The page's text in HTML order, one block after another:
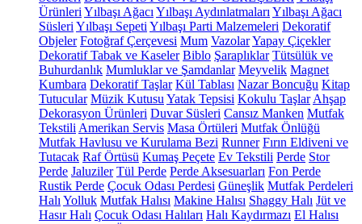
Ürünleri Yılbaşı Ağacı Yılbaşı Aydınlatmaları Yılbaşı Ağacı
Süsleri Yılbaşı Sepeti Yılbaşı Parti Malzemeleri Dekoratif
Objeler Fotoğraf Çerçevesi Mum VazolarYapay Çiçekler
Dekoratif Tabak ve Kaseler Biblo Şaraplıklar Tütsülük ve
Buhurdanlık Mumluklar ve Şamdanlar Meyvelik Magnet
Kumbara Dekoratif Taşlar Kül Tablası Nazar Boncuğu Kitap
Tutucular Müzik Kutusu Yatak Tepsisi Kokulu Taşlar Ahşap
Dekorasyon Ürünleri Duvar Süsleri Cansız Manken Mutfak
Tekstili Amerikan Servis Masa Örtüleri Mutfak Önlüğü
Mutfak Havlusu ve Kurulama Bezi Runner Fırın Eldiveni ve
Tutacak Raf Örtüsü Kumaş Peçete Ev Tekstili Perde Stor
Perde Jaluziler Tül Perde Perde Aksesuarları Fon Perde
Rustik Perde Çocuk Odası Perdesi Güneşlik Mutfak Perdeleri
Halı Yolluk Mutfak Halısı Makine Halısı Shaggy Halı Jüt ve
Hasır Halı Çocuk Odası Halıları Halı Kaydırmazı El Halısı